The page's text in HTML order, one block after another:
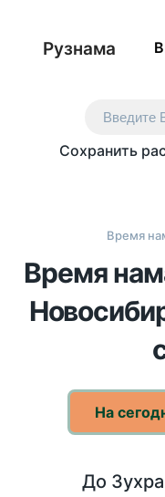
Рузнама
Введите
Сохранить
Время
Время
На
До